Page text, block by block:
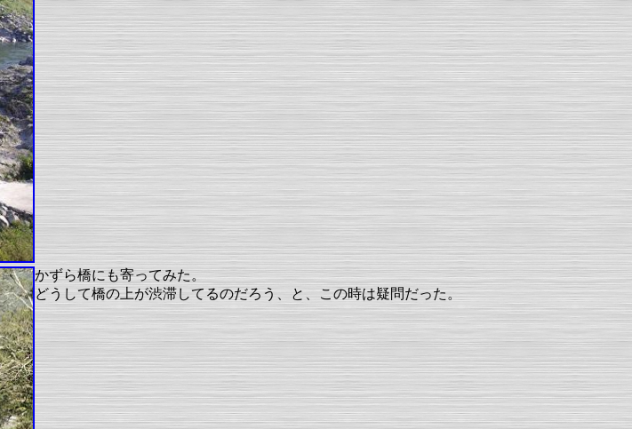
かずら橋にも寄ってみた。
どうして橋の上が渋滞してるのだろう、と、この時は疑問だった。